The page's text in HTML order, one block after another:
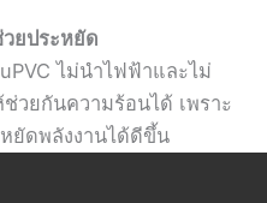
ยประหยัด
ไม่นำไฟฟ้าและไม่
วยกันความร้อนได้ เพราะ
ยัดพลังงานได้ดีขึ้น